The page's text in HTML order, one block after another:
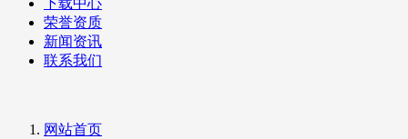
下载中心
荣誉资质
新闻资讯
联系我们
网站首页